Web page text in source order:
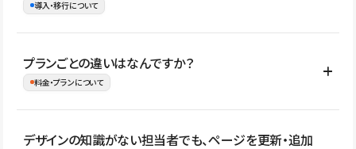
Studio上に再構築する形で移行できます。 WordPressの場合は、
イト全体のデザインや設定がそのまま移行されるわけではないた
め、移行後にページ構成やデザイン、CMS設計、URL・リダイレク
導入・移行について
はい。アクセス規模が大きいサイトや、複数部門での運用、権限管
理、セキュリティ確認、既存システムとの連携など、個別の要件が
ない段階でも、お問い合わせください。
プランごとの違いはなんですか？
料金・プランについて
公開ページ数、バージョン履歴の期間、CMS利用数の上限、権限
デザインの知識がない担当者でも、ページを更新・追加